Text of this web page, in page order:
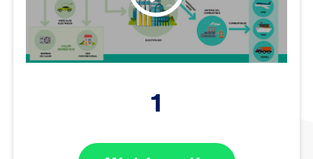
1